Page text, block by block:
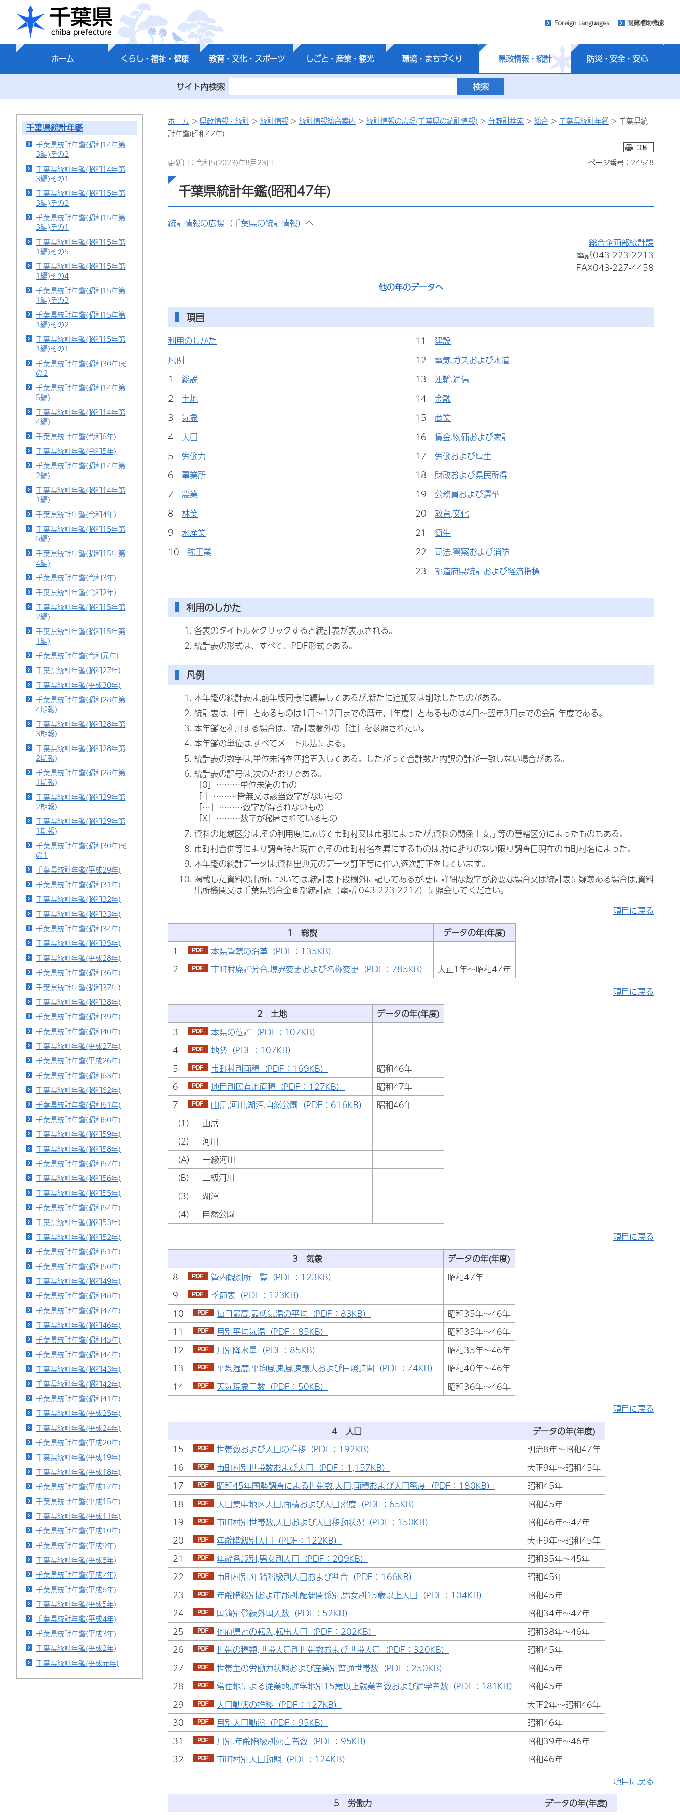
千葉県
Foreign Languages 閲覧補助機能
ホーム くらし・福祉・健康 教育・文化・スポーツ しごと・産業・観光 環境・まちづくり 県政情報・統計 防災・安全・安心
サイト内検索
千葉県統計年鑑
千葉県統計年鑑(昭和14年第
3編)その2
千葉県統計年鑑(昭和14年第
3編)その1
千葉県統計年鑑(昭和15年第
3編)その2
千葉県統計年鑑(昭和15年第
3編)その1
千葉県統計年鑑(昭和15年第
1編)その5
千葉県統計年鑑(昭和15年第
1編)その4
千葉県統計年鑑(昭和15年第
1編)その3
千葉県統計年鑑(昭和15年第
1編)その2
千葉県統計年鑑(昭和15年第
1編)その1
千葉県統計年鑑(昭和30年)そ
の2
千葉県統計年鑑(昭和14年第
5編)
千葉県統計年鑑(昭和14年第
4編)
千葉県統計年鑑(令和6年)
千葉県統計年鑑(令和5年)
千葉県統計年鑑(昭和14年第
2編)
千葉県統計年鑑(昭和14年第
1編)
千葉県統計年鑑(令和4年)
千葉県統計年鑑(昭和15年第
5編)
千葉県統計年鑑(昭和15年第
4編)
千葉県統計年鑑(令和3年)
千葉県統計年鑑(令和2年)
千葉県統計年鑑(昭和15年第
2編)
千葉県統計年鑑(昭和15年第
1編)
千葉県統計年鑑(令和元年)
千葉県統計年鑑(昭和27年)
千葉県統計年鑑(平成30年)
千葉県統計年鑑(昭和28年第
4期報)
千葉県統計年鑑(昭和28年第
3期報)
千葉県統計年鑑(昭和28年第
2期報)
千葉県統計年鑑(昭和28年第
1期報)
千葉県統計年鑑(昭和29年第
2期報)
千葉県統計年鑑(昭和29年第
1期報)
千葉県統計年鑑(昭和30年)そ
の1
千葉県統計年鑑(平成29年)
千葉県統計年鑑(昭和31年)
千葉県統計年鑑(昭和32年)
千葉県統計年鑑(昭和33年)
千葉県統計年鑑(昭和34年)
千葉県統計年鑑(昭和35年)
千葉県統計年鑑(平成28年)
千葉県統計年鑑(昭和36年)
千葉県統計年鑑(昭和37年)
千葉県統計年鑑(昭和38年)
千葉県統計年鑑(昭和39年)
千葉県統計年鑑(昭和40年)
千葉県統計年鑑(平成27年)
千葉県統計年鑑(平成26年)
千葉県統計年鑑(昭和63年)
千葉県統計年鑑(昭和62年)
千葉県統計年鑑(昭和61年)
千葉県統計年鑑(昭和60年)
千葉県統計年鑑(昭和59年)
千葉県統計年鑑(昭和58年)
千葉県統計年鑑(昭和57年)
千葉県統計年鑑(昭和56年)
千葉県統計年鑑(昭和55年)
千葉県統計年鑑(昭和54年)
千葉県統計年鑑(昭和53年)
千葉県統計年鑑(昭和52年)
千葉県統計年鑑(昭和51年)
千葉県統計年鑑(昭和50年)
千葉県統計年鑑(昭和49年)
千葉県統計年鑑(昭和48年)
千葉県統計年鑑(昭和47年)
千葉県統計年鑑(昭和46年)
千葉県統計年鑑(昭和45年)
千葉県統計年鑑(昭和44年)
千葉県統計年鑑(昭和43年)
千葉県統計年鑑(昭和42年)
千葉県統計年鑑(昭和41年)
千葉県統計年鑑(平成25年)
千葉県統計年鑑(平成24年)
千葉県統計年鑑(平成20年)
千葉県統計年鑑(平成19年)
千葉県統計年鑑(平成18年)
千葉県統計年鑑(平成17年)
千葉県統計年鑑(平成15年)
千葉県統計年鑑(平成11年)
千葉県統計年鑑(平成10年)
千葉県統計年鑑(平成9年)
千葉県統計年鑑(平成8年)
千葉県統計年鑑(平成7年)
千葉県統計年鑑(平成6年)
千葉県統計年鑑(平成5年)
千葉県統計年鑑(平成4年)
千葉県統計年鑑(平成3年)
千葉県統計年鑑(平成2年)
千葉県統計年鑑(平成元年)
ホーム > 県政情報・統計 > 統計情報 > 統計情報総合案内 > 統計情報の広場(千葉県の統計情報) > 分野別検索 > 総合 > 千葉県統計年鑑 > 千葉県統
計年鑑(昭和47年)
更新日：令和5(2023)年8月23日 ページ番号：24548
千葉県統計年鑑(昭和47年)
統計情報の広場（千葉県の統計情報）へ
総合企画部統計課
電話043-223-2213
FAX043-227-4458
他の年のデータへ
項目
利用のしかた
凡例
1 総説
2 土地
3 気象
4 人口
5 労働力
6 事業所
7 農業
8 林業
9 水産業
10 鉱工業
11建設
12 電気,ガスおよび水道
13運輸,通信
14金融
15商業
16賃金,物価および家計
17 労働および厚生
18財政および県民所得
19公務員および選挙
20教育,文化
21衛生
22司法,警察および消防
23都道府県統計および経済指標
利用のしかた
各表のタイトルをクリックすると統計表が表示される。
統計表の形式は、すべて、PDF形式である。
凡例
本年鑑の統計表は,前年版同様に編集してあるが,新たに追加又は削除したものがある。
統計表は,「年」とあるものは1月～12月までの暦年,「年度」とあるものは4月～翌年3月までの会計年度である。
本年鑑を利用する場合は、統計表欄外の「注」を参照されたい。
本年鑑の単位は,すべてメートル法による。
統計表の数字は,単位未満を四捨五入してある。したがって合計数と内訳の計が一致しない場合がある。
統計表の記号は,次のとおりである。
「0」………単位未満のもの
「-」………皆無又は該当数字がないもの
「…」………数字が得られないもの
「X」………数字が秘匿されているもの
資料の地域区分は,その利用度に応じて市町村又は市郡によったが,資料の関係上支庁等の管轄区分によったものもある。
市町村合併等により調査時と現在で,その市町村名を異にするものは,特に断りのない限り調査日現在の市町村名によった。
本年鑑の統計データは,資料出典元のデータ訂正等に伴い,逐次訂正をしています。
掲載した資料の出所については,統計表下段欄外に記してあるが,更に詳細な数字が必要な場合又は統計表に疑義ある場合は,資料
出所機関又は千葉県総合企画部統計課（電話 043-223-2217）に照会してください。
項目に戻る
1 総説
データの年(年度)
1
本県管轄の沿革（PDF：135KB）
2
市町村廃置分合,境界変更および名称変更（PDF：785KB）
大正1年～昭和47年
項目に戻る
2 土地
データの年(年度)
3
本県の位置（PDF：107KB）
4
地勢（PDF：107KB）
5
市町村別面積（PDF：169KB）
昭和46年
6
地目別民有地面積（PDF：127KB）
昭和47年
7
山岳,河川,湖沼,自然公園（PDF：616KB）
昭和46年
（1） 山岳
（2） 河川
（A） 一級河川
（B） 二級河川
（3） 湖沼
（4） 自然公園
項目に戻る
3 気象
データの年(年度)
8
管内観測所一覧（PDF：123KB）
昭和47年
9
季節表（PDF：123KB）
10
毎日最高,最低気温の平均（PDF：83KB）
昭和35年～46年
11
月別平均気温（PDF：85KB）
昭和35年～46年
12
月別降水量（PDF：85KB）
昭和35年～46年
13
平均湿度,平均風速,風速最大および日照時間（PDF：74KB）
昭和40年～46年
14
天気現象日数（PDF：50KB）
昭和36年～46年
項目に戻る
4 人口
データの年(年度)
15
世帯数および人口の推移（PDF：192KB）
明治8年～昭和47年
16
市町村別世帯数および人口（PDF：1,157KB）
大正9年～昭和45年
17
昭和45年国勢調査による世帯数,人口,面積および人口密度（PDF：180KB）
昭和45年
18
人口集中地区人口,面積および人口密度（PDF：65KB）
昭和45年
19
市町村別世帯数,人口および人口移動状況（PDF：150KB）
昭和46年～47年
20
年齢階級別人口（PDF：122KB）
大正9年～昭和45年
21
年齢各歳別,男女別人口（PDF：209KB）
昭和35年～45年
22
市町村別,年齢階級別人口および割合（PDF：166KB）
昭和45年
23
年齢階級別およ市郡別,配偶関係別,男女別15歳以上人口（PDF：104KB）
昭和45年
24
国籍別登録外国人数（PDF：52KB）
昭和34年～47年
25
他府県との転入,転出人口（PDF：202KB）
昭和38年～46年
26
世帯の種類,世帯人員別世帯数および世帯人員（PDF：320KB）
昭和45年
27
世帯主の労働力状態および産業別普通世帯数（PDF：250KB）
昭和45年
28
常住地による従業地,通学地別15歳以上就業者数および通学者数（PDF：181KB）
昭和45年
29
人口動態の推移（PDF：127KB）
大正2年～昭和46年
30
月別人口動態（PDF：95KB）
昭和46年
31
月別,年齢階級別死亡者数（PDF：95KB）
昭和39年～46年
32
市町村別人口動態（PDF：124KB）
昭和46年
項目に戻る
5 労働力
データの年(年度)